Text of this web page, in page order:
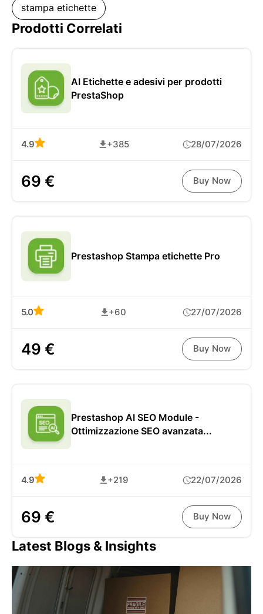
stampa etichette
Prodotti Correlati
AI Etichette e adesivi per prodotti
PrestaShop
4.9 +385 28/07/2026
69 € Buy Now
Prestashop Stampa etichette Pro
5.0 +60 27/07/2026
49 € Buy Now
Prestashop AI SEO Module -
Ottimizzazione SEO avanzata...
4.9 +219 22/07/2026
69 € Buy Now
Latest Blogs & Insights